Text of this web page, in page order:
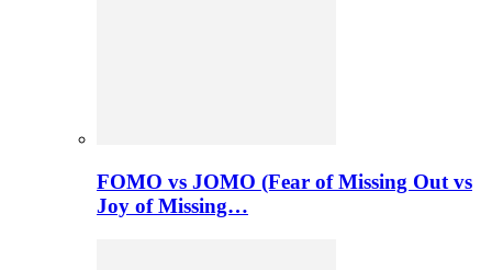
FOMO vs JOMO (Fear of Missing Out vs
Joy of Missing…